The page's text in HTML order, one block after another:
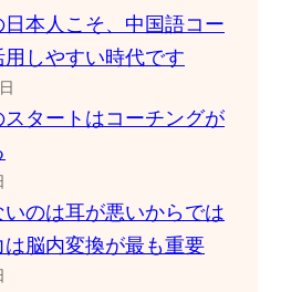
本人こそ、中国語コー
しやすい時代です
スタートはコーチングが
いのは耳が悪いからでは
は脳内変換が最も重要